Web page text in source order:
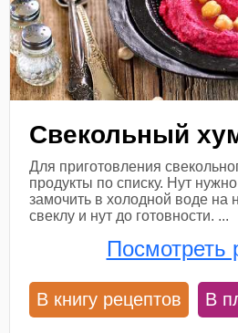
Свекольный
Для приготовления
продукты по списку. Нут
замочить в холодной воде на
свеклу и нут до готовности. ...
Посмотреть
В книгу рецептов В